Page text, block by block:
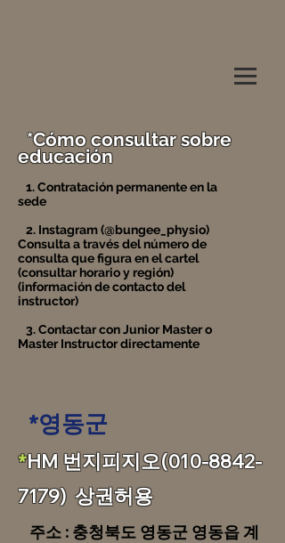
*Cómo consultar sobre
educación
1. Contratación permanente en la
sede
2. Instagram (@bungee_physio)
Consulta a través del número de
consulta que figura en el cartel
(consultar horario y región)
(información de contacto del
instructor)
3. Contactar con Junior Master o
Master Instructor directamente
*영동군
​​*HM 번지피지오(010-8842-
7179) 상권허용
​주소 : 충청북도 영동군 영동읍 계